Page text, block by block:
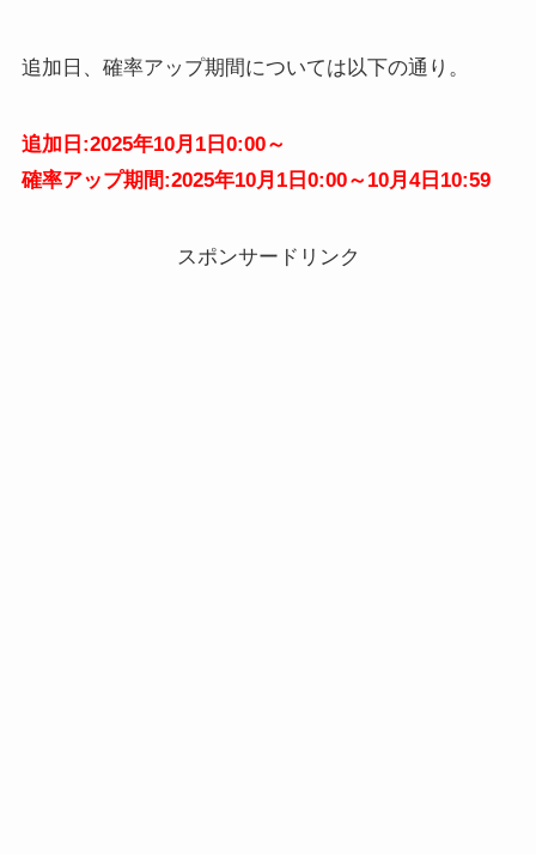
追加日、確率アップ期間については以下の通り。
追加日:2025年10月1日0:00～
確率アップ期間:2025年10月1日0:00～10月4日10:59
スポンサードリンク